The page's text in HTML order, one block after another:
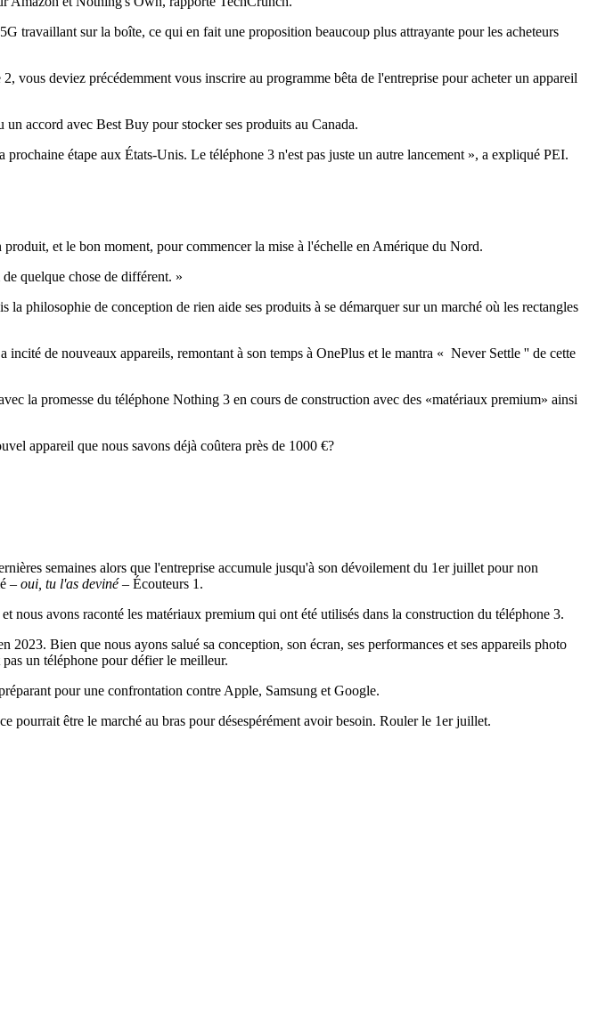
travaillant sur la boîte, ce qui en fait une proposition beaucoup plus attrayante pour les acheteurs
deviez précédemment vous inscrire au programme bêta de l'entreprise pour acheter un appareil
accord avec Best Buy pour stocker ses produits au Canada.
étape aux États-Unis. Le téléphone 3 n'est pas juste un autre lancement », a expliqué PEI.
et le bon moment, pour commencer la mise à l'échelle en Amérique du Nord.
quelque chose de différent. »
philosophie de conception de rien aide ses produits à se démarquer sur un marché où les rectangles
de nouveaux appareils, remontant à son temps à OnePlus et le mantra « Never Settle '' de cette
la promesse du téléphone Nothing 3 en cours de construction avec des «matériaux premium» ainsi
appareil que nous savons déjà coûtera près de 1000 €?
semaines alors que l'entreprise accumule jusqu'à son dévoilement du 1er juillet pour non
– oui, tu l'as deviné– Écouteurs 1.
nous avons raconté les matériaux premium qui ont été utilisés dans la construction du téléphone 3.
Bien que nous ayons salué sa conception, son écran, ses performances et ses appareils photo
un téléphone pour défier le meilleur.
pour une confrontation contre Apple, Samsung et Google.
pourrait être le marché au bras pour désespérément avoir besoin. Rouler le 1er juillet.